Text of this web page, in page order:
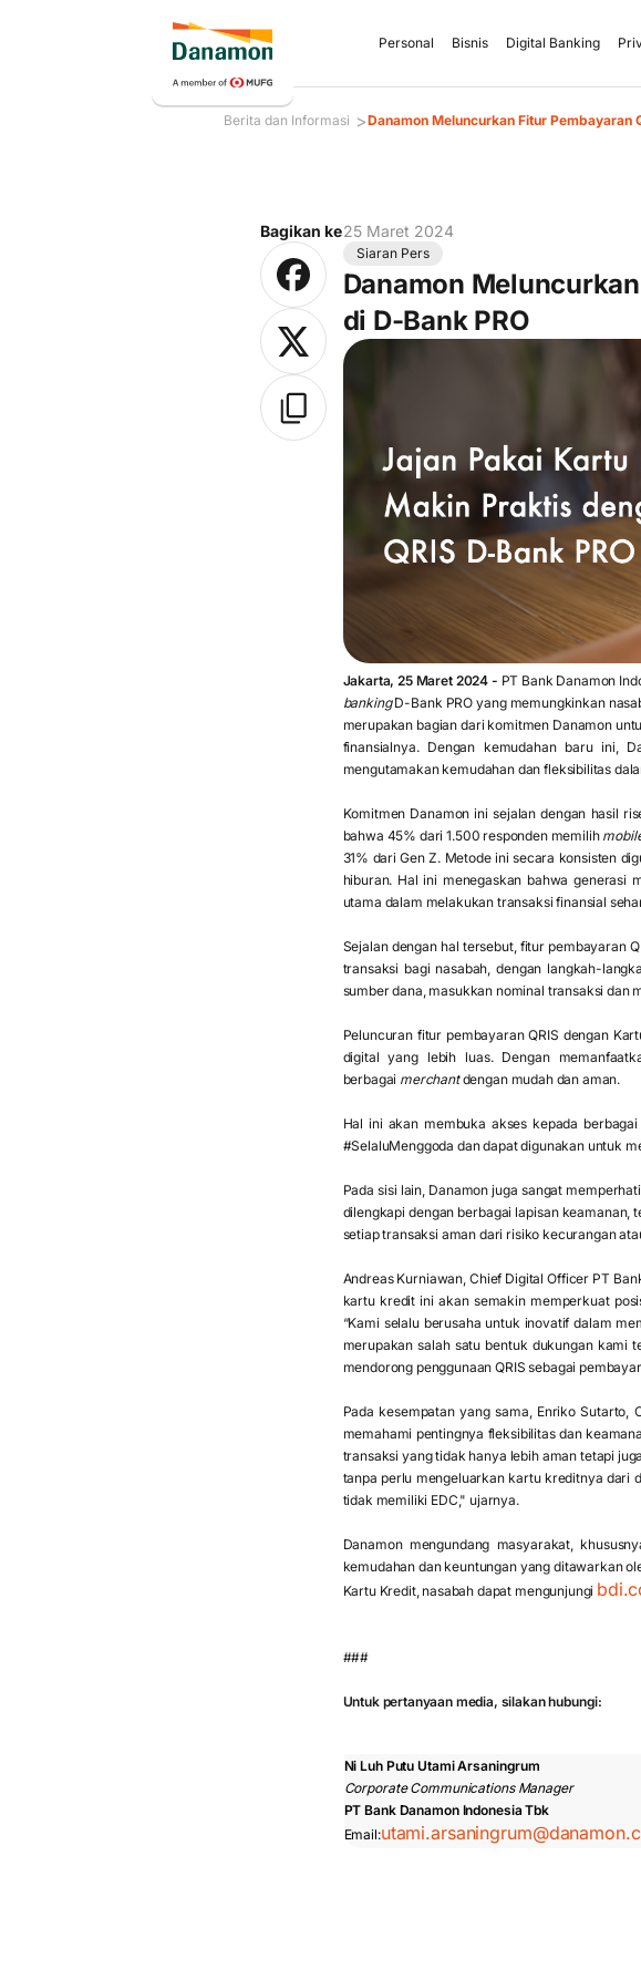
Personal Bisnis Digital Banking
Berita dan Informasi >Danamon Meluncurkan Fitur Pembayaran
Bagikan ke25 Maret 2024
Siaran Pers
Danamon
di D-Bank PRO
Jakarta, 25 Maret 2024 - PT Bank Danamon
bankingD-Bank PRO yang memungkinkan
merupakan bagian dari komitmen Danamon
finansialnya. Dengan kemudahan baru ini,
mengutamakan kemudahan dan fleksibilitas
Komitmen Danamon ini sejalan dengan hasil
bahwa 45% dari 1.500 responden memilih
31% dari Gen Z. Metode ini secara konsisten
hiburan. Hal ini menegaskan bahwa generasi
utama dalam melakukan transaksi finansial
Sejalan dengan hal tersebut, fitur pembayaran
transaksi bagi nasabah, dengan langkah-
sumber dana, masukkan nominal transaksi dan
Peluncuran fitur pembayaran QRIS dengan
digital yang lebih luas. Dengan
berbagai merchantdengan mudah dan aman.
Hal ini akan membuka akses kepada
#SelaluMenggoda dan dapat digunakan untuk
Pada sisi lain, Danamon juga sangat
dilengkapi dengan berbagai lapisan keamanan,
setiap transaksi aman dari risiko kecurangan
Andreas Kurniawan, Chief Digital Officer PT
kartu kredit ini akan semakin memperkuat
“Kami selalu berusaha untuk inovatif dalam
merupakan salah satu bentuk dukungan kami
mendorong penggunaan QRIS sebagai
Pada kesempatan yang sama, Enriko Sutarto,
memahami pentingnya fleksibilitas dan
transaksi yang tidak hanya lebih aman tetapi
tanpa perlu mengeluarkan kartu kreditnya dari
tidak memiliki EDC," ujarnya.
Danamon mengundang masyarakat,
kemudahan dan keuntungan yang ditawarkan
Kartu Kredit, nasabah dapat mengunjungi
###
Untuk pertanyaan media, silakan hubungi:
Ni Luh Putu Utami Arsaningrum
Corporate Communications Manager
PT Bank Danamon Indonesia Tbk
Email: